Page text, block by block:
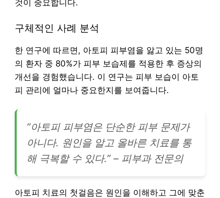
것이 중요합니다.
구체적인 사례 분석
한 연구에 따르면, 아토피 피부염을 앓고 있는 50명
의 환자 중 80%가 피부 보습제를 적용한 후 증상의
개선을 경험했습니다. 이 연구는 피부 보습이 아토
피 관리에 얼마나 중요한지를 보여줍니다.
“아토피 피부염은 단순한 피부 문제가
아니다. 원인을 알고 올바른 치료를 통
해 극복할 수 있다.” – 피부과 전문의
아토피 치료의 첫걸음은 원인을 이해하고 그에 맞춘